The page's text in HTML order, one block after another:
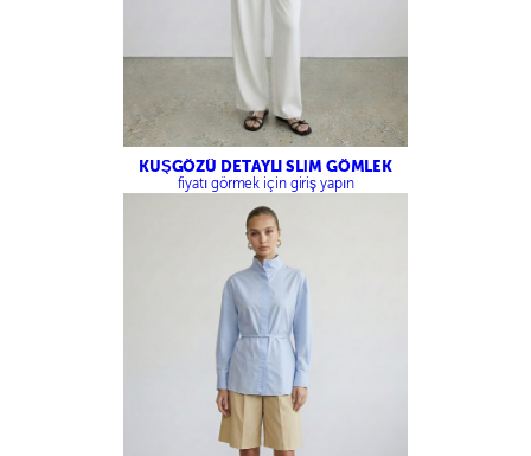
KUŞGÖZÜ DETAYLI SLİM GÖMLEK
fiyatı görmek için giriş yapın